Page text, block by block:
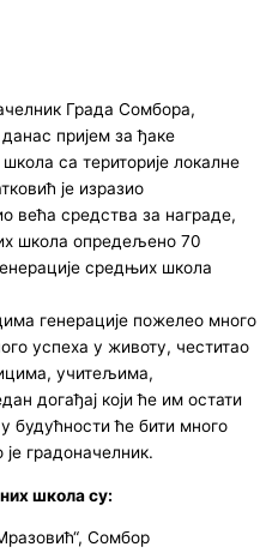
Града Сомбора,
пријем за ђаке
са територије локалне
је изразио
већа средства за награде,
школа опредељено 70
средњих школа
генерације пожелео много
успеха у животу, честитао
учитељима,
догађај који ће им остати
будућности ће бити много
је градоначелник.
школа су:
Сомбор